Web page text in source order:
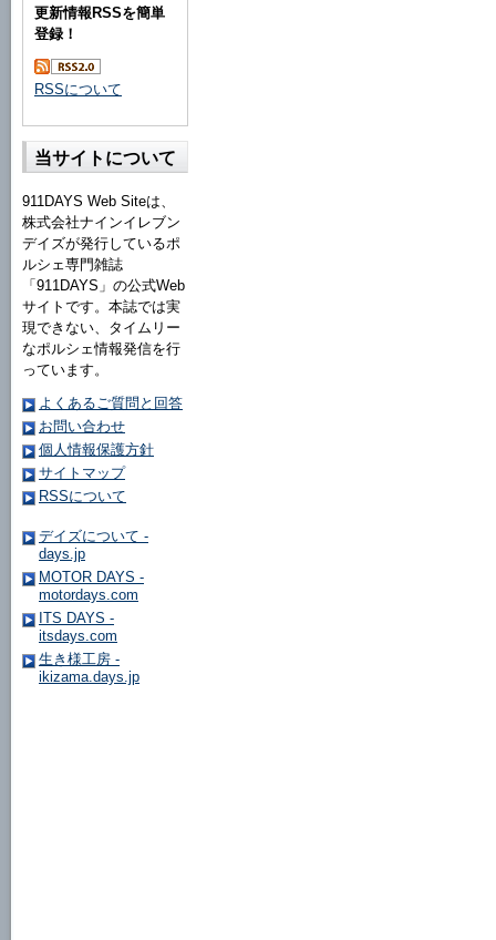
更新情報RSSを簡単
登録！
RSSについて
当サイトについて
911DAYS Web Siteは、
株式会社ナインイレブン
デイズが発行しているポ
ルシェ専門雑誌
「911DAYS」の公式Web
サイトです。本誌では実
現できない、タイムリー
なポルシェ情報発信を行
っています。
よくあるご質問と回答
お問い合わせ
個人情報保護方針
サイトマップ
RSSについて
デイズについて -
days.jp
MOTOR DAYS -
motordays.com
ITS DAYS -
itsdays.com
生き様工房 -
ikizama.days.jp